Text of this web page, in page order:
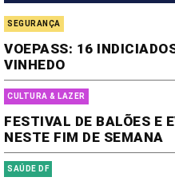
SEGURANÇA
VOEPASS: 16
VINHEDO
CULTURA & LAZER
FESTIVAL DE BALÕES E
NESTE FIM DE SEMANA
SAÚDE DF